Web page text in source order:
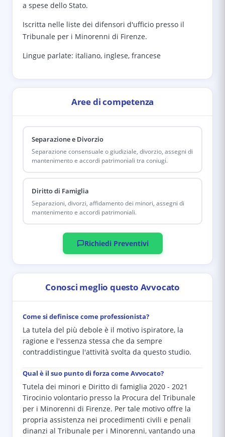
a spese dello Stato.
Iscritta nelle liste dei difensori d'ufficio presso il
Tribunale per i Minorenni di Firenze.
Lingue parlate: italiano, inglese, francese
Aree di competenza
Separazione e Divorzio
Separazione consensuale o giudiziale, divorzio, assegni di
mantenimento e accordi patrimoniali tra coniugi.
Diritto di Famiglia
Separazioni, divorzi, affidamento dei minori, assegni di
mantenimento e accordi patrimoniali.
Richiedi Preventivi
Conosci meglio questo Avvocato
Come si definisce come professionista?
La tutela del più debole è il motivo ispiratore, la
ragione e l'essenza stessa che da sempre
contraddistingue l'attività svolta da questo studio.
Qual è il suo punto di forza come Avvocato?
Tutela dei minori e Diritto di famiglia 2020 - 2021
Tirocinio volontario presso la Procura del Tribunale
per i Minorenni di Firenze. Per tale motivo offre la
propria assistenza nei procedimenti civili e penali
dinanzi al Tribunale per i Minorenni, vantando una